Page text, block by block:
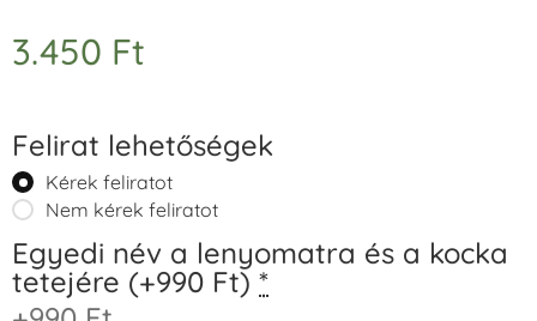
3.450 Ft
Felirat lehetőségek
Kérek feliratot
Nem kérek feliratot
Egyedi név a lenyomatra és a kocka
tetejére (+990 Ft) *